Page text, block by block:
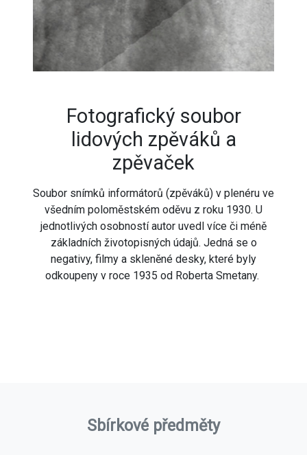
Fotografický soubor
lidových zpěváků a
zpěvaček
Soubor snímků informátorů (zpěváků) v plenéru ve
všedním poloměstském oděvu z roku 1930. U
jednotlivých osobností autor uvedl více či méně
základních životopisných údajů. Jedná se o
negativy, filmy a skleněné desky, které byly
odkoupeny v roce 1935 od Roberta Smetany.
Sbírkové předměty